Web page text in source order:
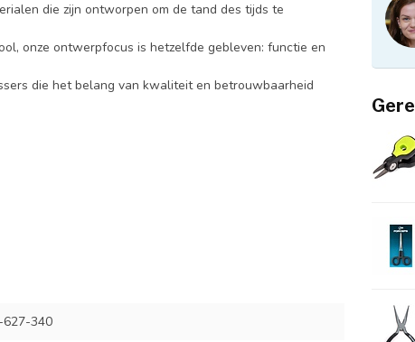
die zijn ontworpen om de tand des tijds te
onze ontwerpfocus is hetzelfde gebleven: functie en
die het belang van kwaliteit en betrouwbaarheid
627-340